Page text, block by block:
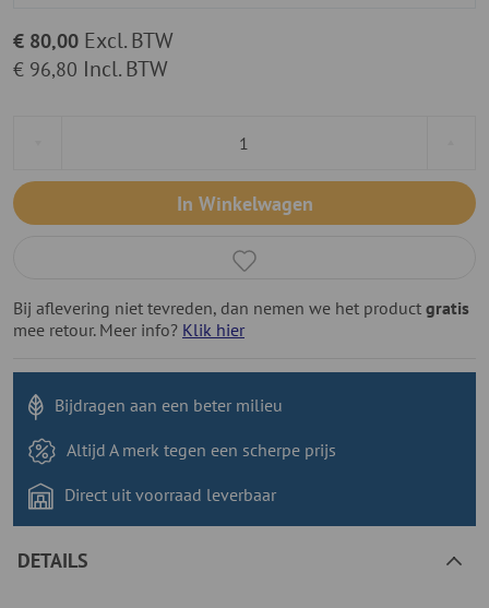
€ 96,80 Incl. BTW
€ 80,00 Excl. BTW
In Winkelwagen
Bij aflevering niet tevreden, dan nemen we het product gratis
mee retour. Meer info? Klik hier
Bijdragen aan een beter milieu
Altijd A merk tegen een scherpe prijs
Direct uit voorraad leverbaar
DETAILS